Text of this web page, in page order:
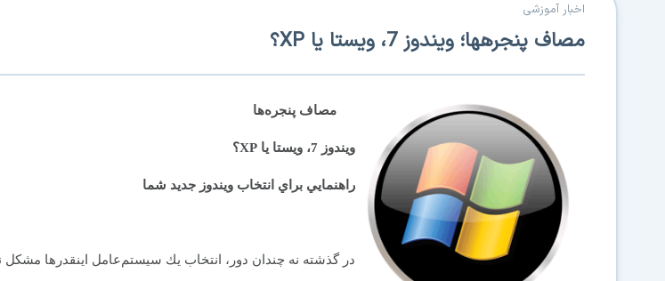
اخبار آموزشی
مصاف پنجرهها؛ ویندوز 7، ویستا یا XP؟
مصاف پنجره‌ها
ويندوز 7، ويستا يا XP؟
راهنمايي براي انتخاب ويندوز جديد شما
در گذشته نه چندان دور، انتخاب يك سيستم‌عامل اينقدرها مشکل